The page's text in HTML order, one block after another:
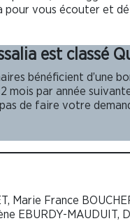
pour vous écouter et
est classé
bénéficient d’une
mois par année
de faire votre
Marie France
EBURDY-MAUDUIT,